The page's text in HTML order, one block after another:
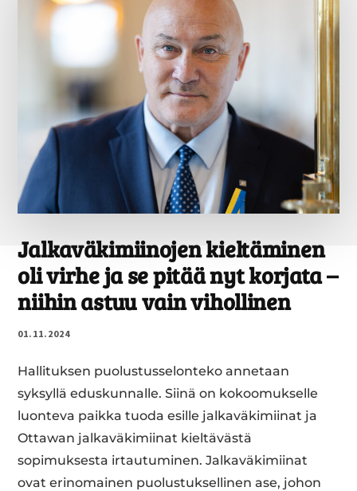
VEN­
RA­
KEN­
TA­
JAN
PAR­
Jal­ka­vä­ki­mii­no­jen kiel­tä­mi­nen
oli virhe ja se pitää nyt korjata –
niihin astuu vain vi­hol­li­nen
01.11.2024
Hallituksen puolustusselonteko annetaan
syksyllä eduskunnalle. Siinä on kokoomukselle
luonteva paikka tuoda esille jalkaväkimiinat ja
Ottawan jalkaväkimiinat kieltävästä
sopimuksesta irtautuminen. Jalkaväkimiinat
ovat erinomainen puolustuksellinen ase, johon